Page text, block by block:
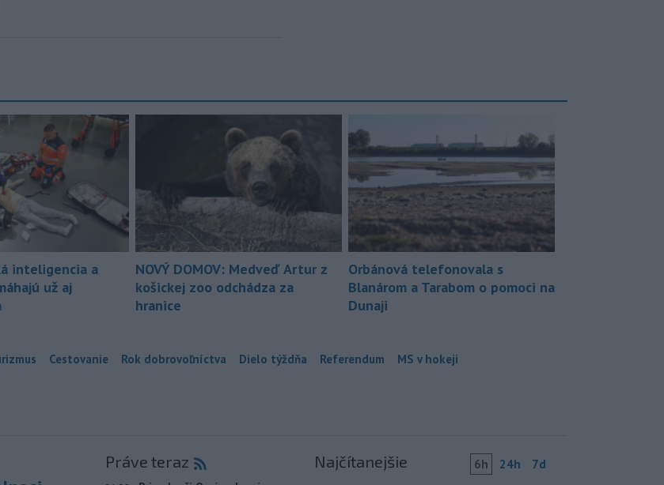
inteligencia a
už aj
NOVÝ DOMOV: Medveď Artur z
košickej zoo odchádza za
hranice
Orbánová telefonovala s
Blanárom a Tarabom o pomoci na
Dunaji
Cestovanie Rok dobrovoľníctva Dielo týždňa Referendum MS v hokeji
Práve teraz Najčítanejšie 6h 24h 7d